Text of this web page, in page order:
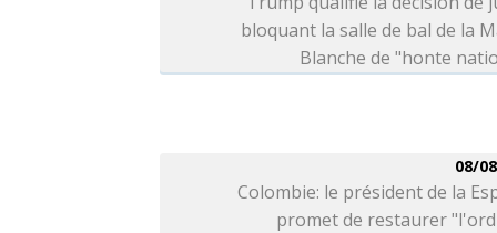
bloquant la salle de bal de la
Blanche de "honte
08/
Colombie: le président de la
promet de restaurer